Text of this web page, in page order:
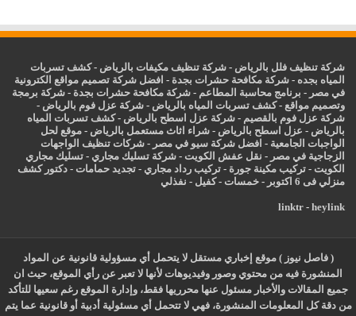
شركة تنظيف فلل بالرياض -شركة تنظيف مكيفات بالرياض -كشف تسربات
المياه بجده -شركة مكافحة حشرات بجدة - افضل شركة تصميم مواقع الكترونية
في مصر - برنامج محاسبة المطاعم -شركة مكافحة حشرات بجدة -شركة برمجة
وتصميم مواقع -كشف تسربات المياه بالرياض -شركة عزل فوم بالرياض -
شركة عزل فوم بالقصيم -شركة عزل اسطح بالرياض -كشف تسربات المياه
بالرياض - عزل اسطح بالرياض -شراء اثاث مستعمل بالرياض - موقع لحل
الواجبات الجامعية - افضل شركة سيو في مصر -شركات تنظيف الواجهات
الزجاجية في مصر - نقل عفش الكويت -شركة تسليك مجاري -تسليك مجاري
الكويت -تركيب مكينة جورة -تركيب رداد مجاري -تجديد حمامات -دكتور كشف
منزلي فى 6 اكتوبر
-خمسات -كفيل - نفذلي
linktr- heylink
( فاصل نيوز ) موقع إخباري مستقل لا يتحمل أي مسؤولية قانونية عن المواد
المنشورة فيه من محتوي وصور وفيديوهات لأنها لا تعبر عن رأي الموقع، حيث ان
جميع المقالات والأخبار مسئول عنها محرريها فقط، وإدارة الموقع رغم سعيها للتأكد
من دقة كل المعلومات المنشورة، فهي لا تتحمل أي مسئولية أدبية أو قانونية عما يتم